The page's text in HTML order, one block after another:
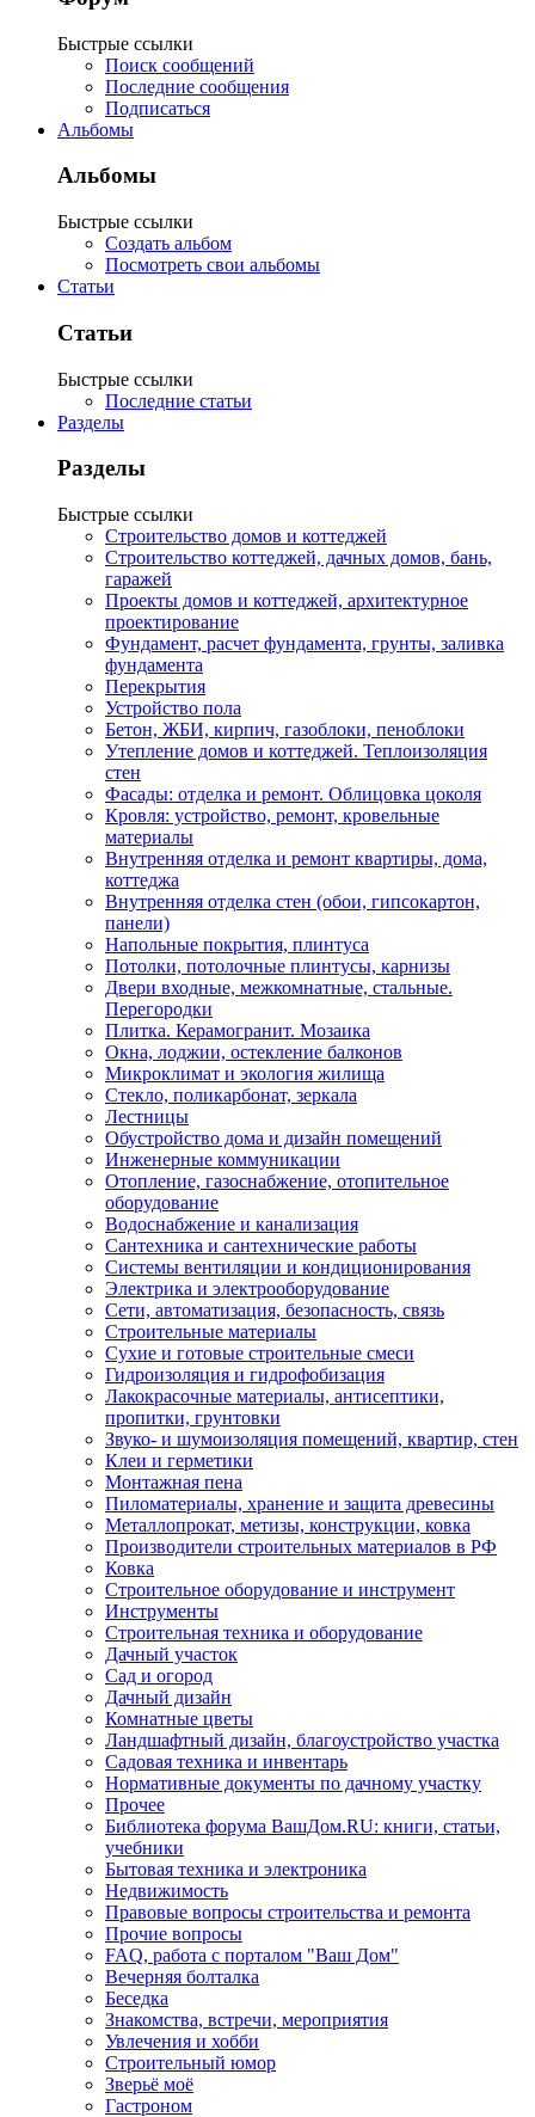
Быстрые ссылки
Поиск сообщений
Последние сообщения
Подписаться
Альбомы
Альбомы
Быстрые ссылки
Создать альбом
Посмотреть свои альбомы
Статьи
Статьи
Быстрые ссылки
Последние статьи
Разделы
Разделы
Быстрые ссылки
Строительство домов и коттеджей
Строительство коттеджей, дачных домов, бань,
гаражей
Проекты домов и коттеджей, архитектурное
проектирование
Фундамент, расчет фундамента, грунты, заливка
фундамента
Перекрытия
Устройство пола
Бетон, ЖБИ, кирпич, газоблоки, пеноблоки
Утепление домов и коттеджей. Теплоизоляция
стен
Фасады: отделка и ремонт. Облицовка цоколя
Кровля: устройство, ремонт, кровельные
материалы
Внутренняя отделка и ремонт квартиры, дома,
коттеджа
Внутренняя отделка стен (обои, гипсокартон,
панели)
Напольные покрытия, плинтуса
Потолки, потолочные плинтусы, карнизы
Двери входные, межкомнатные, стальные.
Перегородки
Плитка. Керамогранит. Мозаика
Окна, лоджии, остекление балконов
Микроклимат и экология жилища
Стекло, поликарбонат, зеркала
Лестницы
Обустройство дома и дизайн помещений
Инженерные коммуникации
Отопление, газоснабжение, отопительное
оборудование
Водоснабжение и канализация
Сантехника и сантехнические работы
Системы вентиляции и кондиционирования
Электрика и электрооборудование
Сети, автоматизация, безопасность, связь
Строительные материалы
Сухие и готовые строительные смеси
Гидроизоляция и гидрофобизация
Лакокрасочные материалы, антисептики,
пропитки, грунтовки
Звуко- и шумоизоляция помещений, квартир, стен
Клеи и герметики
Монтажная пена
Пиломатериалы, хранение и защита древесины
Металлопрокат, метизы, конструкции, ковка
Производители строительных материалов в РФ
Ковка
Строительное оборудование и инструмент
Инструменты
Строительная техника и оборудование
Дачный участок
Сад и огород
Дачный дизайн
Комнатные цветы
Ландшафтный дизайн, благоустройство участка
Садовая техника и инвентарь
Нормативные документы по дачному участку
Прочее
Библиотека форума ВашДом.RU: книги, статьи,
учебники
Бытовая техника и электроника
Недвижимость
Правовые вопросы строительства и ремонта
Прочие вопросы
FAQ, работа с порталом "Ваш Дом"
Вечерняя болталка
Беседка
Знакомства, встречи, мероприятия
Увлечения и хобби
Строительный юмор
Зверьё моё
Гастроном